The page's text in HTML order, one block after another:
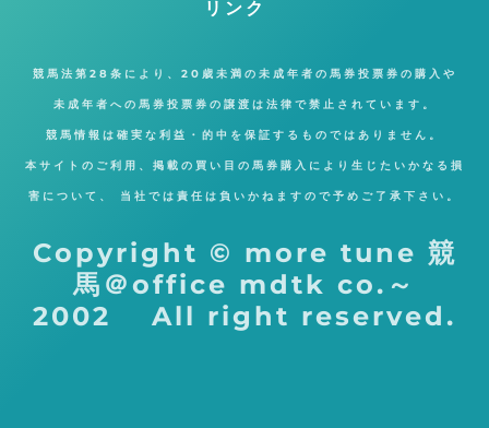
リンク
競馬法第28条により、20歳未満の未成年者の馬券投票券の購入や
未成年者への馬券投票券の譲渡は法律で禁止されています。
競馬情報は確実な利益・的中を保証するものではありません。
本サイトのご利用、掲載の買い目の馬券購入により生じたいかなる損
害について、 当社では責任は負いかねますので予めご了承下さい。
Copyright © more tune 競
馬＠office mdtk co.～
2002 All right reserved.